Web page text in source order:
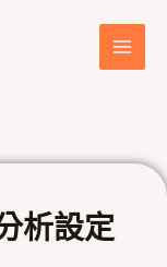
析設定